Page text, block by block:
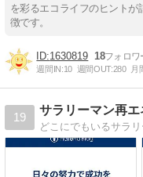
を彩るエコライフのヒント
徴です。
1630819 18
週間IN:10 週間OUT:280 月
19
サラリーマン再エ